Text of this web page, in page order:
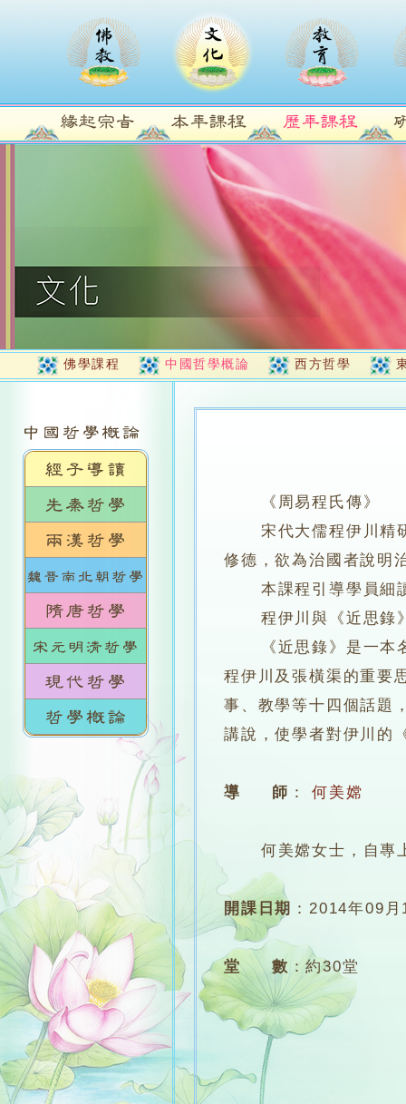
佛學課程 中國哲學概論 西方哲學
《周易程氏傳》
宋代大儒程伊川精研
修德，欲為治國者說明
本課程引導學員細讀
程伊川與《近思錄
《近思錄》是一本名
程伊川及張橫渠的重要
事、教學等十四個話題
講說，使學者對伊川的
導 師 ： 何美嫦
何美嫦女士，自專上
開課日期 ：2014年09月
堂 數 ：約30堂